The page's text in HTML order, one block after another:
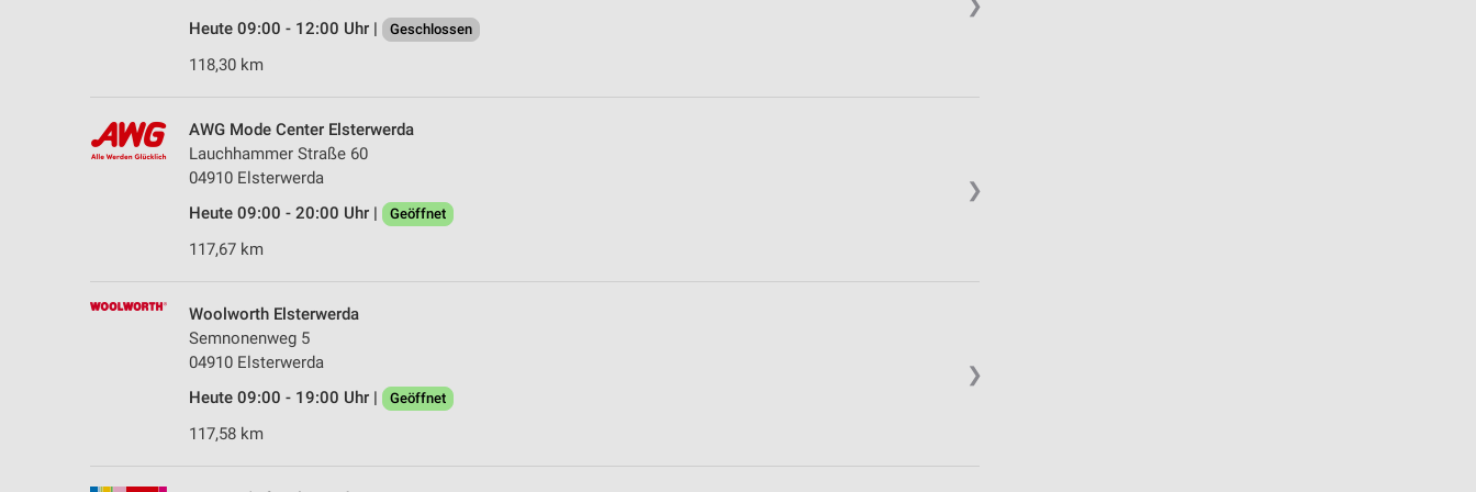
❯
Heute 09:00 - 12:00 Uhr |
Geschlossen
118,30 km
❯
AWG Mode Center Elsterwerda
Lauchhammer Straße 60
04910 Elsterwerda
Heute 09:00 - 20:00 Uhr |
Geöffnet
117,67 km
❯
Woolworth Elsterwerda
Semnonenweg 5
04910 Elsterwerda
Heute 09:00 - 19:00 Uhr |
Geöffnet
117,58 km